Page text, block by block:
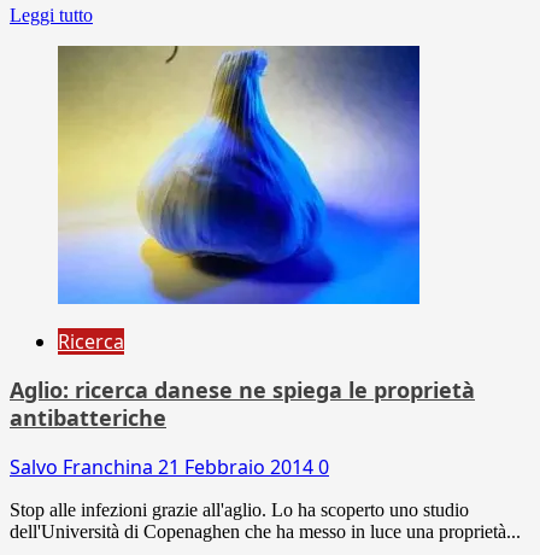
Leggi tutto
Ricerca
Aglio: ricerca danese ne spiega le proprietà
antibatteriche
Salvo Franchina 21 Febbraio 20140
Stop alle infezioni grazie all'aglio. Lo ha scoperto uno studio
dell'Università di Copenaghen che ha messo in luce una proprietà...